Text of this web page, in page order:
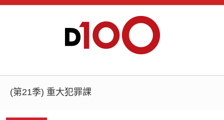
(第21季) 重大犯罪課